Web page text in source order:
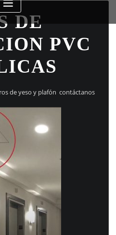
DE
PVC
de yeso y plafón contáctanos